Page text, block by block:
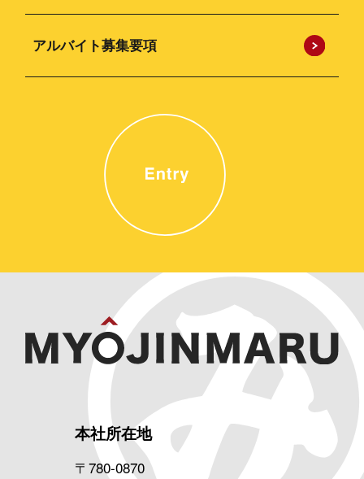
アルバイト募集要項
本社所在地
〒780-0870